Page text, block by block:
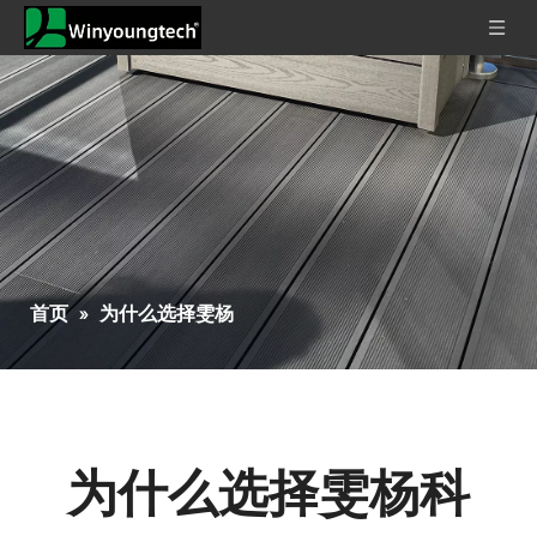
首页 » 为什么选择雯杨
为什么选择雯杨科